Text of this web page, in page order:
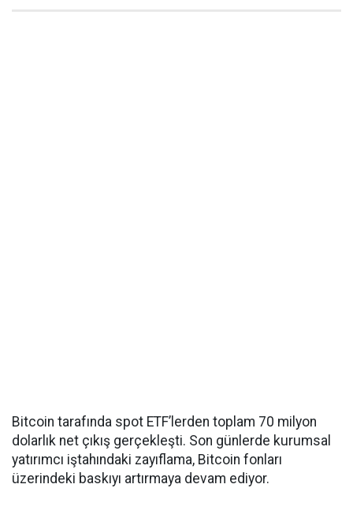
Bitcoin tarafında spot ETF’lerden toplam 70 milyon
dolarlık net çıkış gerçekleşti. Son günlerde kurumsal
yatırımcı iştahındaki zayıflama, Bitcoin fonları
üzerindeki baskıyı artırmaya devam ediyor.